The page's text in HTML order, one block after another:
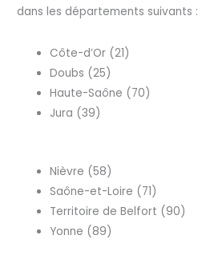
dans les départements suivants :
Côte-d’Or (21)
Doubs (25)
Haute-Saône (70)
Jura (39)
Nièvre (58)
Saône-et-Loire (71)
Territoire de Belfort (90)
Yonne (89)